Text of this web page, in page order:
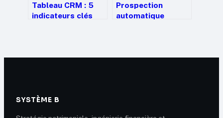
Tableau CRM : 5
indicateurs clés
décisions
Prospection
automatique
de bannissement
SYSTÈME B